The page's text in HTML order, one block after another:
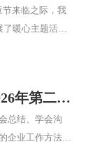
了庄严的“安全
本次宣誓活动通
的方式同步进
节来临之际，我
了暖心主题活
送上节日礼物
动。年第二次
责人及总
总结、学会沟
企业工作方法。
，在公司第三会